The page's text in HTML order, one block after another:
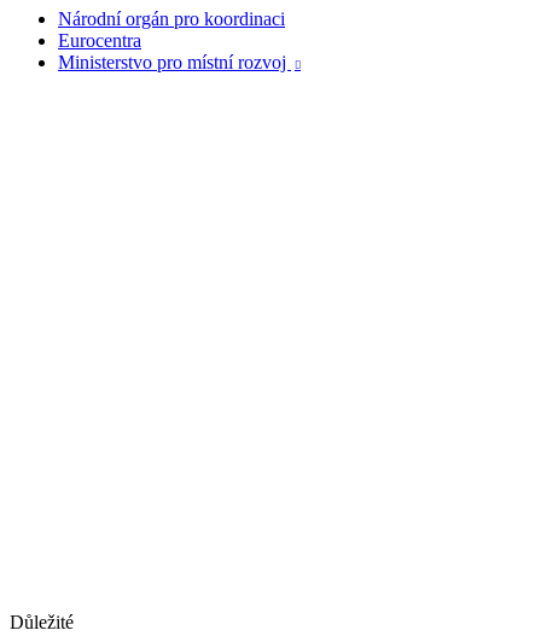
Národní orgán pro koordinaci
Eurocentra
Ministerstvo pro místní rozvoj

Důležité